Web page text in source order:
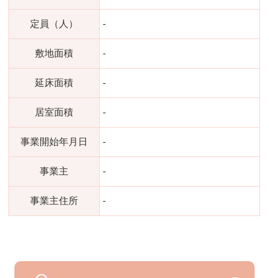
定員（人） -
敷地面積 -
延床面積 -
居室面積 -
事業開始年月日 -
事業主 -
事業主住所 -